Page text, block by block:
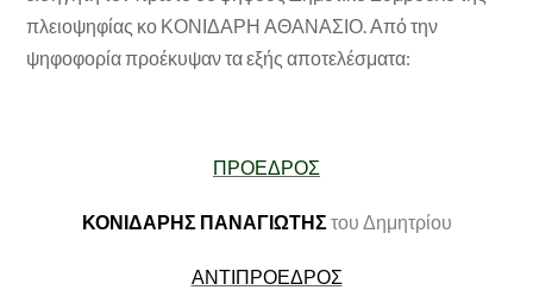
πλειοψηφίας κο ΚΟΝΙΔΑΡΗ ΑΘΑΝΑΣΙΟ. Από την
ψηφοφορία προέκυψαν τα εξής αποτελέσματα:
ΠΡΟΕΔΡΟΣ
ΚΟΝΙΔΑΡΗΣ ΠΑΝΑΓΙΩΤΗΣτου Δημητρίου
ΑΝΤΙΠΡΟΕΔΡΟΣ